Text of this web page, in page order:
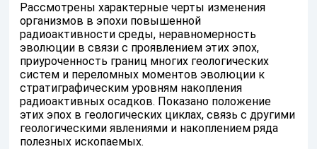
Рассмотрены характерные черты изменения
организмов в эпохи повышенной
радиоактивности среды, неравномерность
эволюции в связи с проявлением этих эпох,
приуроченность границ многих геологических
систем и переломных моментов эволюции к
стратиграфическим уровням накопления
радиоактивных осадков. Показано положение
этих эпох в геологических циклах, связь с другими
геологическими явлениями и накоплением ряда
полезных ископаемых.